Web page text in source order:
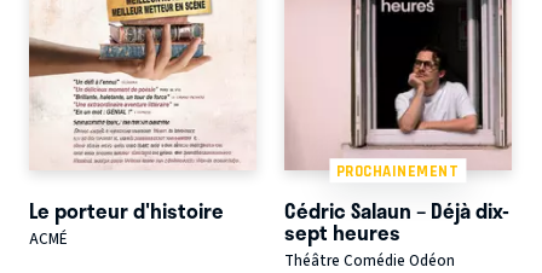
Le porteur d'histoire
ACMÉ
PROCHAINEMENT
Cédric Salaun – Déjà dix-
sept heures
Théâtre Comédie Odéon